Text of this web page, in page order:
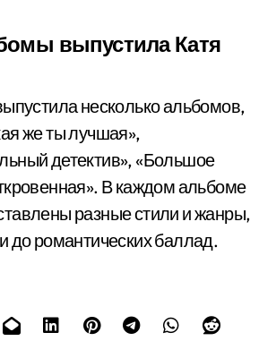
выпустила Катя
несколько альбомов,
же ты лучшая»,
детектив», «Большое
В каждом альбоме
разные стили и жанры,
до романтических баллад.